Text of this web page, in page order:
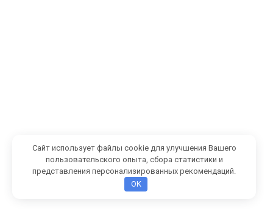
Сайт использует файлы cookie для улучшения Вашего
пользовательского опыта, сбора статистики и
представления персонализированных рекомендаций.
OK